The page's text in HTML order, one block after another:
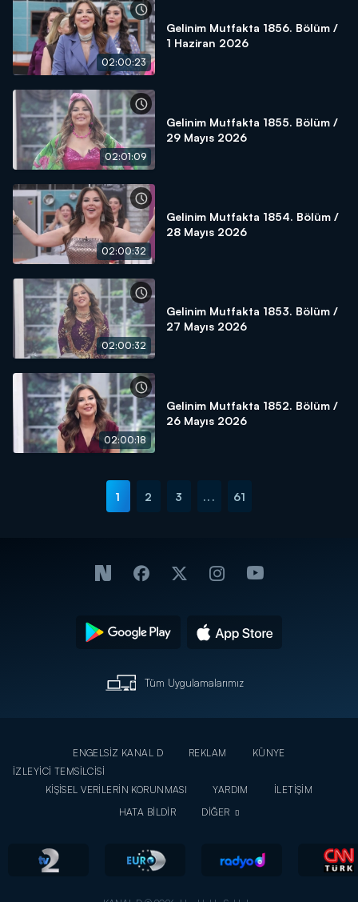
02:00:23
Gelinim Mutfakta 1856. Bölüm /
1 Haziran 2026
02:01:09
Gelinim Mutfakta 1855. Bölüm /
29 Mayıs 2026
02:00:32
Gelinim Mutfakta 1854. Bölüm /
28 Mayıs 2026
02:00:32
Gelinim Mutfakta 1853. Bölüm /
27 Mayıs 2026
02:00:18
Gelinim Mutfakta 1852. Bölüm /
26 Mayıs 2026
1 2 3 ... 61
Tüm Uygulamalarımız
ENGELSİZ KANAL D REKLAM
KÜNYE
İZLEYİCİ TEMSİLCİSİ
KİŞİSEL VERİLERİN KORUNMASI
YARDIM
İLETİŞİM
HATA BİLDİR
DİĞER